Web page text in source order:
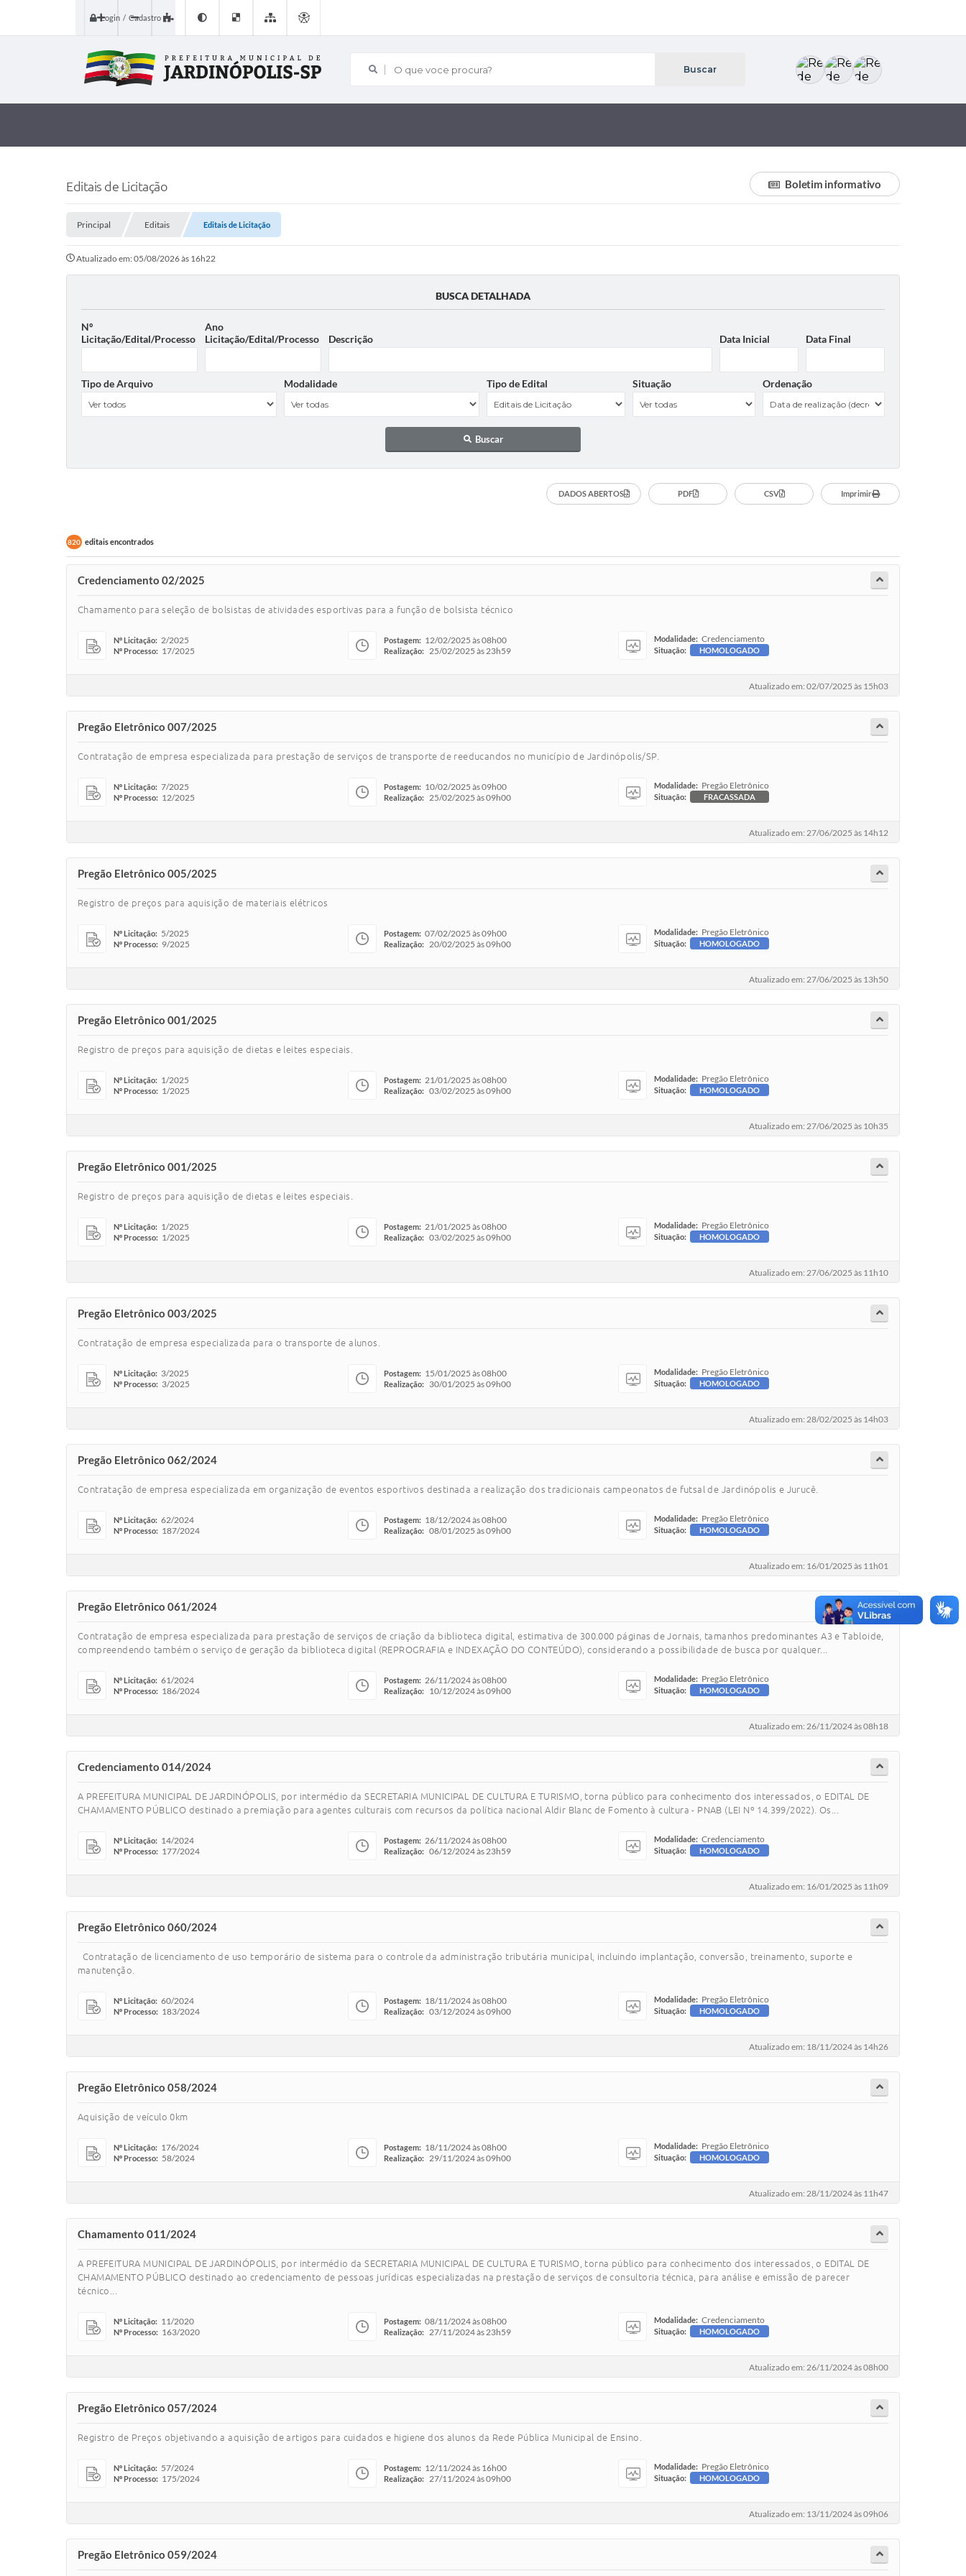
Login / Cadastro
O que voce procura?
Editais de Licitação Boletim informativo
Principal Editais Editais de Licitação
Atualizado em: 05/08/2026 às 16h22
BUSCA DETALHADA
Nº
Licitação/Edital/Processo
Ano
Licitação/Edital/Processo
Descrição Data Inicial Data Final
Tipo de Arquivo Modalidade Tipo de Edital Situação Ordenação
Buscar
DADOS ABERTOS PDF CSV Imprimir
820 editais encontrados
Credenciamento 02/2025
Chamamento para seleção de bolsistas de atividades esportivas para a função de bolsista técnico
Nº Licitação: 2/2025
Nº Processo: 17/2025
Postagem: 12/02/2025 às 08h00
Realização: 25/02/2025 às 23h59
Modalidade: Credenciamento
Situação: HOMOLOGADO
Atualizado em: 02/07/2025 às 15h03
Pregão Eletrônico 007/2025
Contratação de empresa especializada para prestação de serviços de transporte de reeducandos no município de Jardinópolis/SP.
Nº Licitação: 7/2025
Nº Processo: 12/2025
Postagem: 10/02/2025 às 09h00
Realização: 25/02/2025 às 09h00
Modalidade: Pregão Eletrônico
Situação: FRACASSADA
Atualizado em: 27/06/2025 às 14h12
Pregão Eletrônico 005/2025
Registro de preços para aquisição de materiais elétricos
Nº Licitação: 5/2025
Nº Processo: 9/2025
Postagem: 07/02/2025 às 09h00
Realização: 20/02/2025 às 09h00
Modalidade: Pregão Eletrônico
Situação: HOMOLOGADO
Atualizado em: 27/06/2025 às 13h50
Pregão Eletrônico 001/2025
Registro de preços para aquisição de dietas e leites especiais.
Nº Licitação: 1/2025
Nº Processo: 1/2025
Postagem: 21/01/2025 às 08h00
Realização: 03/02/2025 às 09h00
Modalidade: Pregão Eletrônico
Situação: HOMOLOGADO
Atualizado em: 27/06/2025 às 10h35
Pregão Eletrônico 001/2025
Registro de preços para aquisição de dietas e leites especiais.
Nº Licitação: 1/2025
Nº Processo: 1/2025
Postagem: 21/01/2025 às 08h00
Realização: 03/02/2025 às 09h00
Modalidade: Pregão Eletrônico
Situação: HOMOLOGADO
Atualizado em: 27/06/2025 às 11h10
Pregão Eletrônico 003/2025
Contratação de empresa especializada para o transporte de alunos.
Nº Licitação: 3/2025
Nº Processo: 3/2025
Postagem: 15/01/2025 às 08h00
Realização: 30/01/2025 às 09h00
Modalidade: Pregão Eletrônico
Situação: HOMOLOGADO
Atualizado em: 28/02/2025 às 14h03
Pregão Eletrônico 062/2024
Contratação de empresa especializada em organização de eventos esportivos destinada a realização dos tradicionais campeonatos de futsal de Jardinópolis e Jurucê.
Nº Licitação: 62/2024
Nº Processo: 187/2024
Postagem: 18/12/2024 às 08h00
Realização: 08/01/2025 às 09h00
Modalidade: Pregão Eletrônico
Situação: HOMOLOGADO
Atualizado em: 16/01/2025 às 11h01
Pregão Eletrônico 061/2024
Contratação de empresa especializada para prestação de serviços de criação da biblioteca digital, estimativa de 300.000 páginas de Jornais, tamanhos predominantes A3 e Tabloide,
compreendendo também o serviço de geração da biblioteca digital (REPROGRAFIA e INDEXAÇÃO DO CONTEÚDO), considerando a possibilidade de busca por qualquer...
Nº Licitação: 61/2024
Nº Processo: 186/2024
Postagem: 26/11/2024 às 08h00
Realização: 10/12/2024 às 09h00
Modalidade: Pregão Eletrônico
Situação: HOMOLOGADO
Atualizado em: 26/11/2024 às 08h18
Credenciamento 014/2024
A PREFEITURA MUNICIPAL DE JARDINÓPOLIS, por intermédio da SECRETARIA MUNICIPAL DE CULTURA E TURISMO, torna público para conhecimento dos interessados, o EDITAL DE
CHAMAMENTO PÚBLICO destinado a premiação para agentes culturais com recursos da política nacional Aldir Blanc de Fomento à cultura - PNAB (LEI Nº 14.399/2022). Os...
Nº Licitação: 14/2024
Nº Processo: 177/2024
Postagem: 26/11/2024 às 08h00
Realização: 06/12/2024 às 23h59
Modalidade: Credenciamento
Situação: HOMOLOGADO
Atualizado em: 16/01/2025 às 11h09
Pregão Eletrônico 060/2024
Contratação de licenciamento de uso temporário de sistema para o controle da administração tributária municipal, incluindo implantação, conversão, treinamento, suporte e
manutenção.
Nº Licitação: 60/2024
Nº Processo: 183/2024
Postagem: 18/11/2024 às 08h00
Realização: 03/12/2024 às 09h00
Modalidade: Pregão Eletrônico
Situação: HOMOLOGADO
Atualizado em: 18/11/2024 às 14h26
Pregão Eletrônico 058/2024
Aquisição de veículo 0km
Nº Licitação: 176/2024
Nº Processo: 58/2024
Postagem: 18/11/2024 às 08h00
Realização: 29/11/2024 às 09h00
Modalidade: Pregão Eletrônico
Situação: HOMOLOGADO
Atualizado em: 28/11/2024 às 11h47
Chamamento 011/2024
A PREFEITURA MUNICIPAL DE JARDINÓPOLIS, por intermédio da SECRETARIA MUNICIPAL DE CULTURA E TURISMO, torna público para conhecimento dos interessados, o EDITAL DE
CHAMAMENTO PÚBLICO destinado ao credenciamento de pessoas jurídicas especializadas na prestação de serviços de consultoria técnica, para análise e emissão de parecer
técnico...
Nº Licitação: 11/2020
Nº Processo: 163/2020
Postagem: 08/11/2024 às 08h00
Realização: 27/11/2024 às 23h59
Modalidade: Credenciamento
Situação: HOMOLOGADO
Atualizado em: 26/11/2024 às 08h00
Pregão Eletrônico 057/2024
Registro de Preços objetivando a aquisição de artigos para cuidados e higiene dos alunos da Rede Pública Municipal de Ensino.
Nº Licitação: 57/2024
Nº Processo: 175/2024
Postagem: 12/11/2024 às 16h00
Realização: 27/11/2024 às 09h00
Modalidade: Pregão Eletrônico
Situação: HOMOLOGADO
Atualizado em: 13/11/2024 às 09h06
Pregão Eletrônico 059/2024